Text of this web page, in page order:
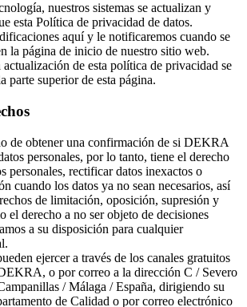
nuestros sistemas se actualizan y
esta Política de privacidad de datos.
aquí y le notificaremos cuando se
la página de inicio de nuestro sitio web.
de esta política de privacidad se
parte superior de esta página.
de obtener una confirmación de si DEKRA
personales, por lo tanto, tiene el derecho
personales, rectificar datos inexactos o
cuando los datos ya no sean necesarios, así
de limitación, oposición, supresión y
el derecho a no ser objeto de decisiones
a su disposición para cualquier
ejercer a través de los canales gratuitos
o por correo a la dirección C / Severo
/ Málaga / España, dirigiendo su
de Calidad o por correo electrónico